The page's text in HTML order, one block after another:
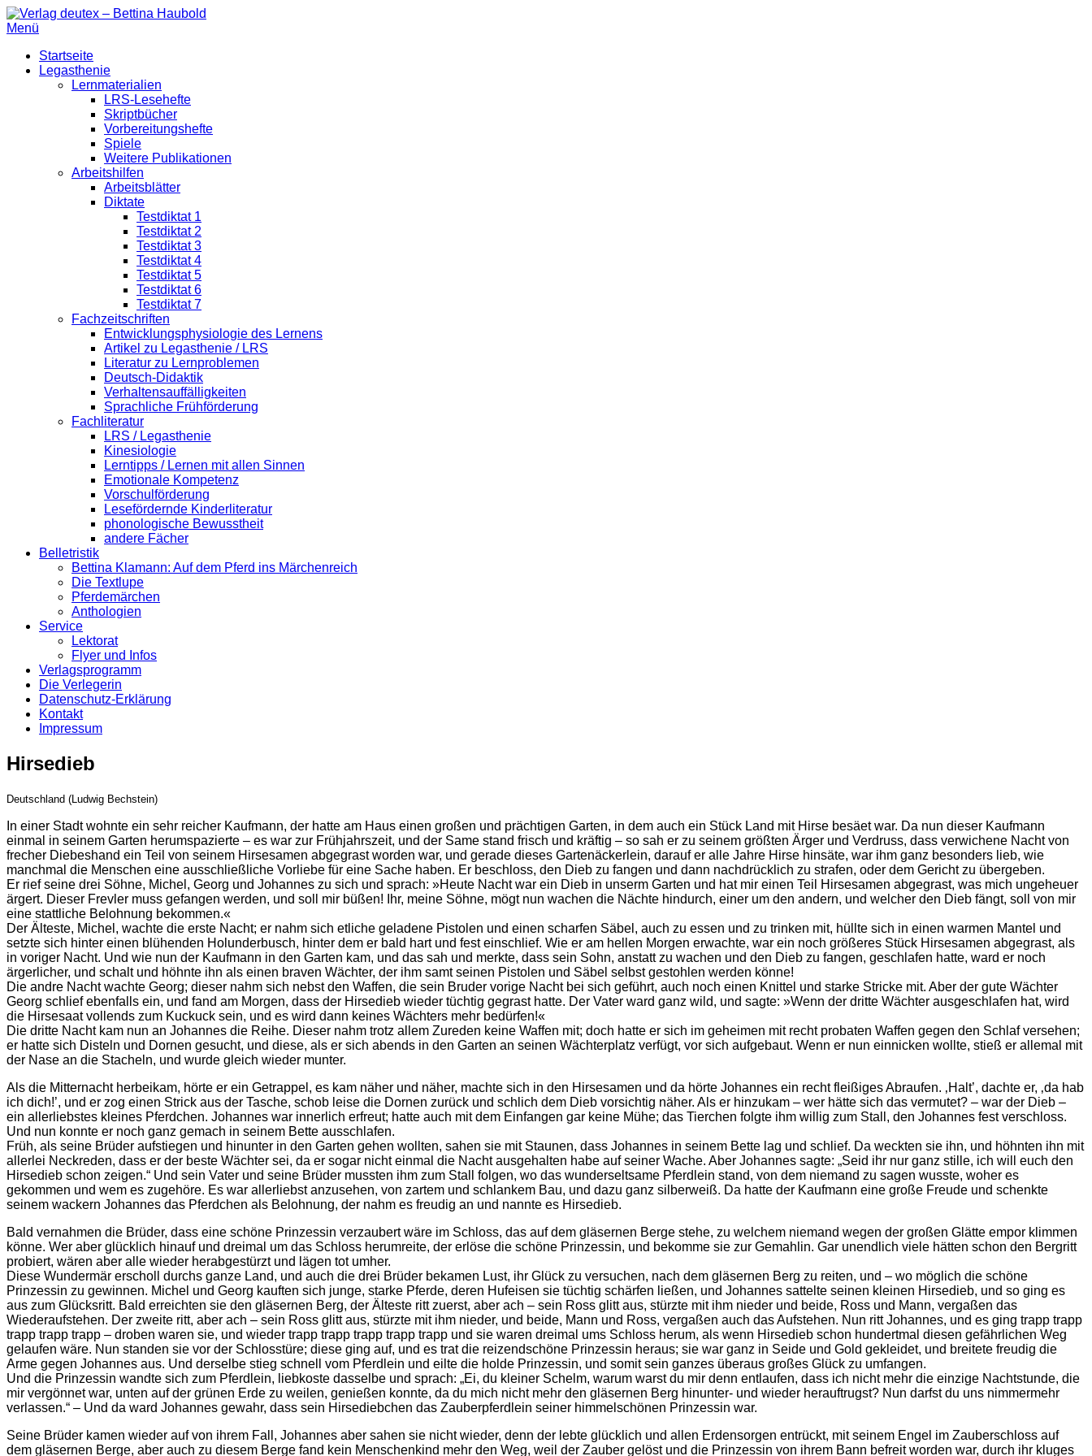
Zum
Inhalt
Menü
Primäres
Menü
Startseite
Legasthenie
Lernmaterialien
LRS-Lesehefte
Skriptbücher
Vorbereitungshefte
Spiele
Weitere Publikationen
Arbeitshilfen
Arbeitsblätter
Diktate
Testdiktat 1
Testdiktat 2
Testdiktat 3
Testdiktat 4
Testdiktat 5
Testdiktat 6
Testdiktat 7
Fachzeitschriften
Entwicklungsphysiologie des Lernens
Artikel zu Legasthenie / LRS
Literatur zu Lernproblemen
Deutsch-Didaktik
Verhaltensauffälligkeiten
Sprachliche Frühförderung
Fachliteratur
LRS / Legasthenie
Kinesiologie
Lerntipps / Lernen mit allen Sinnen
Emotionale Kompetenz
Vorschulförderung
Lesefördernde Kinderliteratur
phonologische Bewusstheit
andere Fächer
Belletristik
Bettina Klamann: Auf dem Pferd ins Märchenreich
Die Textlupe
Pferdemärchen
Anthologien
Service
Lektorat
Flyer und Infos
Verlagsprogramm
Die Verlegerin
Datenschutz-Erklärung
Kontakt
Impressum
Hirsedieb
Deutschland (Ludwig Bechstein)
In einer Stadt wohnte ein sehr reicher Kaufmann, der hatte am Haus einen großen und prächtigen Garten, in dem auch ein Stück Land mit Hirse besäet war. Da nun dieser Kaufmann
einmal in seinem Garten herumspazierte – es war zur Frühjahrszeit, und der Same stand frisch und kräftig – so sah er zu seinem größten Ärger und Verdruss, dass verwichene Nacht von
frecher Diebeshand ein Teil von seinem Hirsesamen abgegrast worden war, und gerade dieses Gartenäckerlein, darauf er alle Jahre Hirse hinsäte, war ihm ganz besonders lieb, wie
manchmal die Menschen eine ausschließliche Vorliebe für eine Sache haben. Er beschloss, den Dieb zu fangen und dann nachdrücklich zu strafen, oder dem Gericht zu übergeben.
Er rief seine drei Söhne, Michel, Georg und Johannes zu sich und sprach: »Heute Nacht war ein Dieb in unserm Garten und hat mir einen Teil Hirsesamen abgegrast, was mich ungeheuer
ärgert. Dieser Frevler muss gefangen werden, und soll mir büßen! Ihr, meine Söhne, mögt nun wachen die Nächte hindurch, einer um den andern, und welcher den Dieb fängt, soll von mir
eine stattliche Belohnung bekommen.«
Der Älteste, Michel, wachte die erste Nacht; er nahm sich etliche geladene Pistolen und einen scharfen Säbel, auch zu essen und zu trinken mit, hüllte sich in einen warmen Mantel und
setzte sich hinter einen blühenden Holunderbusch, hinter dem er bald hart und fest einschlief. Wie er am hellen Morgen erwachte, war ein noch größeres Stück Hirsesamen abgegrast, als
in voriger Nacht. Und wie nun der Kaufmann in den Garten kam, und das sah und merkte, dass sein Sohn, anstatt zu wachen und den Dieb zu fangen, geschlafen hatte, ward er noch
ärgerlicher, und schalt und höhnte ihn als einen braven Wächter, der ihm samt seinen Pistolen und Säbel selbst gestohlen werden könne!
Die andre Nacht wachte Georg; dieser nahm sich nebst den Waffen, die sein Bruder vorige Nacht bei sich geführt, auch noch einen Knittel und starke Stricke mit. Aber der gute Wächter
Georg schlief ebenfalls ein, und fand am Morgen, dass der Hirsedieb wieder tüchtig gegrast hatte. Der Vater ward ganz wild, und sagte: »Wenn der dritte Wächter ausgeschlafen hat, wird
die Hirsesaat vollends zum Kuckuck sein, und es wird dann keines Wächters mehr bedürfen!«
Die dritte Nacht kam nun an Johannes die Reihe. Dieser nahm trotz allem Zureden keine Waffen mit; doch hatte er sich im geheimen mit recht probaten Waffen gegen den Schlaf versehen;
er hatte sich Disteln und Dornen gesucht, und diese, als er sich abends in den Garten an seinen Wächterplatz verfügt, vor sich aufgebaut. Wenn er nun einnicken wollte, stieß er allemal mit
der Nase an die Stacheln, und wurde gleich wieder munter.
Als die Mitternacht herbeikam, hörte er ein Getrappel, es kam näher und näher, machte sich in den Hirsesamen und da hörte Johannes ein recht fleißiges Abraufen. ‚Halt’, dachte er, ‚da hab
ich dich!’, und er zog einen Strick aus der Tasche, schob leise die Dornen zurück und schlich dem Dieb vorsichtig näher. Als er hinzukam – wer hätte sich das vermutet? – war der Dieb –
ein allerliebstes kleines Pferdchen. Johannes war innerlich erfreut; hatte auch mit dem Einfangen gar keine Mühe; das Tierchen folgte ihm willig zum Stall, den Johannes fest verschloss.
Und nun konnte er noch ganz gemach in seinem Bette ausschlafen.
Früh, als seine Brüder aufstiegen und hinunter in den Garten gehen wollten, sahen sie mit Staunen, dass Johannes in seinem Bette lag und schlief. Da weckten sie ihn, und höhnten ihn mit
allerlei Neckreden, dass er der beste Wächter sei, da er sogar nicht einmal die Nacht ausgehalten habe auf seiner Wache. Aber Johannes sagte: „Seid ihr nur ganz stille, ich will euch den
Hirsedieb schon zeigen.“ Und sein Vater und seine Brüder mussten ihm zum Stall folgen, wo das wunderseltsame Pferdlein stand, von dem niemand zu sagen wusste, woher es
gekommen und wem es zugehöre. Es war allerliebst anzusehen, von zartem und schlankem Bau, und dazu ganz silberweiß. Da hatte der Kaufmann eine große Freude und schenkte
seinem wackern Johannes das Pferdchen als Belohnung, der nahm es freudig an und nannte es Hirsedieb.
Bald vernahmen die Brüder, dass eine schöne Prinzessin verzaubert wäre im Schloss, das auf dem gläsernen Berge stehe, zu welchem niemand wegen der großen Glätte empor klimmen
könne. Wer aber glücklich hinauf und dreimal um das Schloss herumreite, der erlöse die schöne Prinzessin, und bekomme sie zur Gemahlin. Gar unendlich viele hätten schon den Bergritt
probiert, wären aber alle wieder herabgestürzt und lägen tot umher.
Diese Wundermär erscholl durchs ganze Land, und auch die drei Brüder bekamen Lust, ihr Glück zu versuchen, nach dem gläsernen Berg zu reiten, und – wo möglich die schöne
Prinzessin zu gewinnen. Michel und Georg kauften sich junge, starke Pferde, deren Hufeisen sie tüchtig schärfen ließen, und Johannes sattelte seinen kleinen Hirsedieb, und so ging es
aus zum Glücksritt. Bald erreichten sie den gläsernen Berg, der Älteste ritt zuerst, aber ach – sein Ross glitt aus, stürzte mit ihm nieder und beide, Ross und Mann, vergaßen das
Wiederaufstehen. Der zweite ritt, aber ach – sein Ross glitt aus, stürzte mit ihm nieder, und beide, Mann und Ross, vergaßen auch das Aufstehen. Nun ritt Johannes, und es ging trapp trapp
trapp trapp trapp – droben waren sie, und wieder trapp trapp trapp trapp trapp und sie waren dreimal ums Schloss herum, als wenn Hirsedieb schon hundertmal diesen gefährlichen Weg
gelaufen wäre. Nun standen sie vor der Schlosstüre; diese ging auf, und es trat die reizendschöne Prinzessin heraus; sie war ganz in Seide und Gold gekleidet, und breitete freudig die
Arme gegen Johannes aus. Und derselbe stieg schnell vom Pferdlein und eilte die holde Prinzessin, und somit sein ganzes überaus großes Glück zu umfangen.
Und die Prinzessin wandte sich zum Pferdlein, liebkoste dasselbe und sprach: „Ei, du kleiner Schelm, warum warst du mir denn entlaufen, dass ich nicht mehr die einzige Nachtstunde, die
mir vergönnet war, unten auf der grünen Erde zu weilen, genießen konnte, da du mich nicht mehr den gläsernen Berg hinunter- und wieder herauftrugst? Nun darfst du uns nimmermehr
verlassen.“ – Und da ward Johannes gewahr, dass sein Hirsediebchen das Zauberpferdlein seiner himmelschönen Prinzessin war.
Seine Brüder kamen wieder auf von ihrem Fall, Johannes aber sahen sie nicht wieder, denn der lebte glücklich und allen Erdensorgen entrückt, mit seinem Engel im Zauberschloss auf
dem gläsernen Berge, aber auch zu diesem Berge fand kein Menschenkind mehr den Weg, weil der Zauber gelöst und die Prinzessin von ihrem Bann befreit worden war, durch ihr kluges